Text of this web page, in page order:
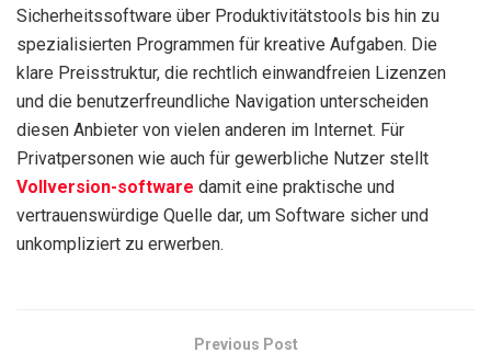
Sicherheitssoftware über Produktivitätstools bis hin zu
spezialisierten Programmen für kreative Aufgaben. Die
klare Preisstruktur, die rechtlich einwandfreien Lizenzen
und die benutzerfreundliche Navigation unterscheiden
diesen Anbieter von vielen anderen im Internet. Für
Privatpersonen wie auch für gewerbliche Nutzer stellt
Vollversion-software damit eine praktische und
vertrauenswürdige Quelle dar, um Software sicher und
unkompliziert zu erwerben.
Previous Post